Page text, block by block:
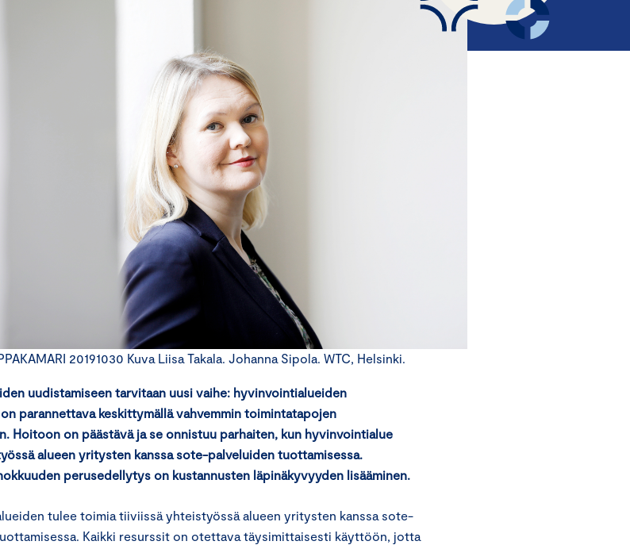
20191030 Kuva Liisa Takala. Johanna Sipola. WTC, Helsinki.
uudistamiseen tarvitaan uusi vaihe: hyvinvointialueiden
parannettava keskittymällä vahvemmin toimintatapojen
Hoitoon on päästävä ja se onnistuu parhaiten, kun hyvinvointialue
alueen yritysten kanssa sote-palveluiden tuottamisessa.
perusedellytys on kustannusten läpinäkyvyyden lisääminen.
tulee toimia tiiviissä yhteistyössä alueen yritysten kanssa sote-
Kaikki resurssit on otettava täysimittaisesti käyttöön, jotta